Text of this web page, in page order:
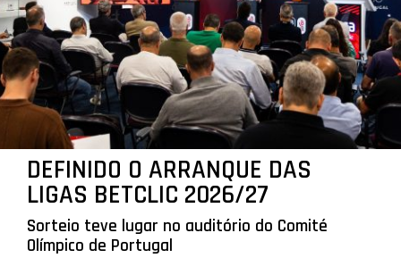
DEFINIDO O ARRANQUE DAS
LIGAS BETCLIC 2026/27
Sorteio teve lugar no auditório do Comité
Olímpico de Portugal